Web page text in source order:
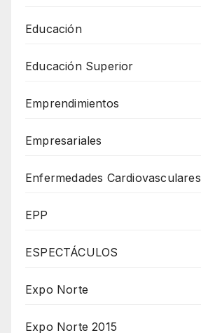
Educación
Educación Superior
Emprendimientos
Empresariales
Enfermedades Cardiovasculares
EPP
ESPECTÁCULOS
Expo Norte
Expo Norte 2015